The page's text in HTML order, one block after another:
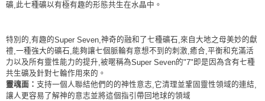
郵局幫你送（離島）
付款後門市自取
免運費
礦,此七種礦以有極有趣的形態共生在水晶中。
特別的,有趣的Super Seven,神奇的融和了七種礦石 ,來自大地之母美妙的獻
禮,一種強大的礦石 ,能夠讓七個脈輪有意想不到的刺激,癒合,平衡和充滿活
力以及所有靈性能力的提升,被暱稱為Super Seven的"7" 即是因為含有七種
共生礦及針對七輪作用來的。
靈魂面： 支持一個人聯結他們的的神性意志,它清理並鞏固靈性領域的連結,
讓人更容易了解神的意志並將這個指引帶回地球的領域